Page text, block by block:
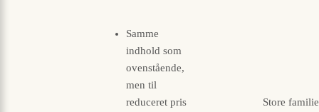
Samme
indhold som
ovenstående,
men til
reduceret pris
Store